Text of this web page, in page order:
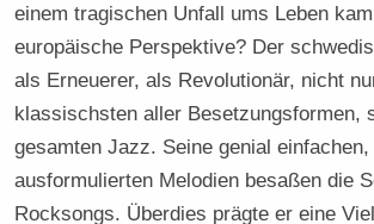
einem tragischen Unfall ums Leben
europäische Perspektive? Der
als Erneuerer, als Revolutionär, nicht
klassischsten aller Besetzungsformen,
gesamten Jazz. Seine genial
ausformulierten Melodien besaßen die
Rocksongs. Überdies prägte er eine